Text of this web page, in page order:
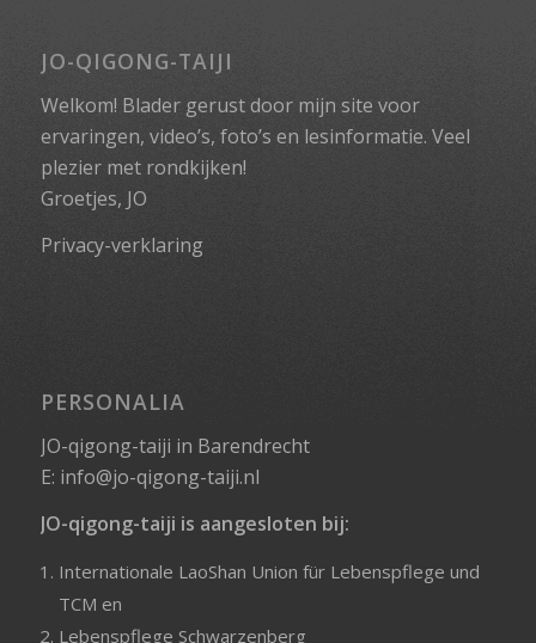
JO-QIGONG-TAIJI
Welkom! Blader gerust door mijn site voor
ervaringen, video’s, foto’s en lesinformatie. Veel
plezier met rondkijken!
Groetjes, JO
Privacy-verklaring
PERSONALIA
JO-qigong-taiji in Barendrecht
E: info@jo-qigong-taiji.nl
JO-qigong-taiji is aangesloten bij:
Internationale LaoShan Union für Lebenspflege und
TCM en
Lebenspflege Schwarzenberg